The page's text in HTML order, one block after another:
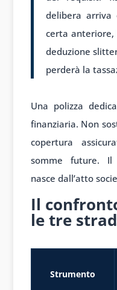
delibera arriva
certa anteriore,
deduzione
perderà la
Una polizza
finanziaria. Non
copertura
somme future. Il
nasce dall’atto
Il
le tre
Strumento